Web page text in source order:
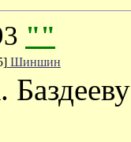
""
Шиншин